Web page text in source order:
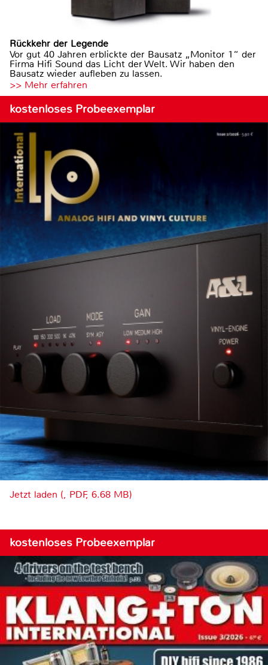
Rückkehr der Legende
Vor gut 40 Jahren erblickte der Bausatz „Monitor 1“ der
Firma Hifi Sound das Licht der Welt. Wir haben den
Bausatz wieder aufleben zu lassen.
>> Mehr erfahren
kostenloses Probeexemplar
Jetzt laden (, PDF, 6.68 MB)
kostenloses Probeexemplar